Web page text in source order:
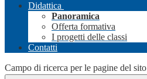
Didattica
Panoramica
Offerta formativa
I progetti delle classi
Contatti
Campo di ricerca per le pagine del sito